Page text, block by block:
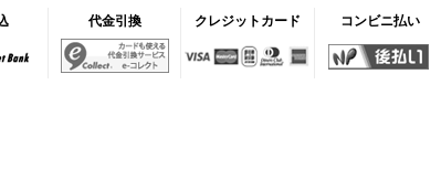
代金引換 クレジットカード コンビニ払い